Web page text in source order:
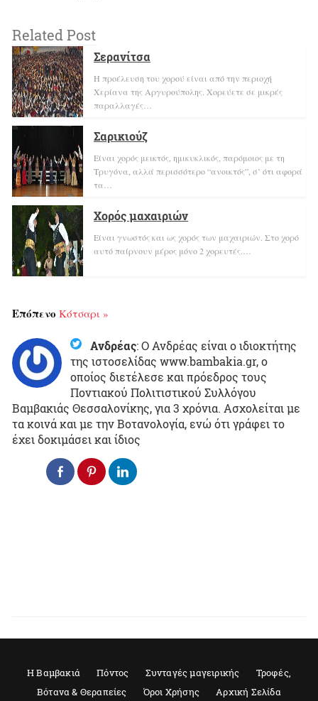
Related Post
Σερανίτσα
Η προέλευση του χορού είναι από την περιοχή
Χερίανα της Αργυρούπολης. Χορεύετε σε μικρές
παραλλαγές…
Σαρικιούζ
Είναι χορός μεικτός, ημικυκλικός, παρόμοιος με τη
Τρυγόνα, αλλά περισσότερο “ανοικτός”, σ’ ότι αφορά
τα…
Χορός μαχαιριών
Είναι γνωστός και ως χορός των μαχαιριών. Στο χορό
αυτό παίρνουν μέρος μόνο 2 χορευτές.…
Επόπενο Κότσαρι »
Ανδρέας:Ο Ανδρέας είναι ο ιδιοκτήτης
της ιστοσελίδας www.bambakia.gr, ο
οποίος διετέλεσε και πρόεδρος τους
Ποντιακού Πολιτιστικού Συλλόγου
Βαμβακιάς Θεσσαλονίκης, για 3 χρόνια. Ασχολείται με
τα κοινά και με την Βοτανολογία, ενώ ότι γράφει το
έχει δοκιμάσει και ίδιος
Η Βαμβακιά Πόντος Συνταγές μαγειρικής
Τροφές,
Βότανα & Θεραπείες
Όροι Χρήσης Αρχική Σελίδα